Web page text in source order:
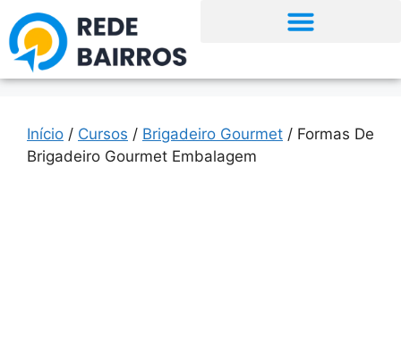
Início / Cursos / Brigadeiro Gourmet / Formas De
Brigadeiro Gourmet Embalagem